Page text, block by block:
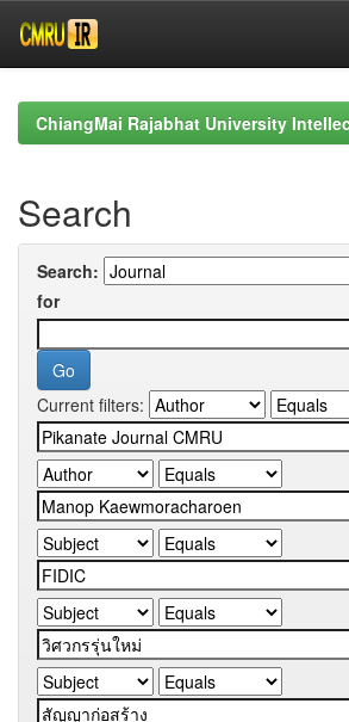
navigationChiangMai Rajabhat University
Search
Search:
for
Current filters: